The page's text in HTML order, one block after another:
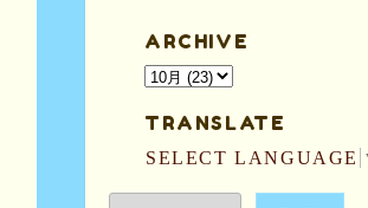
ARCHIVE
TRANSLATE
SELECT LANGUAGE